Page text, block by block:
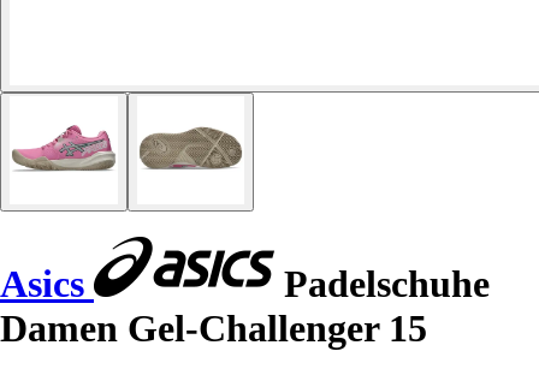
Asics
Padelschuhe
Damen Gel-Challenger 15